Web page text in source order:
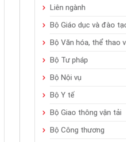
Liên ngành
Bộ Giáo dục và đào
Bộ Văn hóa, thể thao
Bộ Tư pháp
Bộ Nội vụ
Bộ Y tế
Bộ Giao thông vận tải
Bộ Công thương